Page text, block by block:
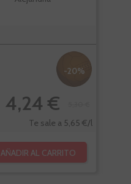
-20%
4,24 €
Te sale a 5,65 €/l
AÑADIR AL CARRITO